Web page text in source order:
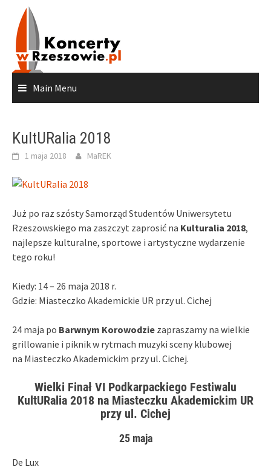
content
Main Menu
KultURalia 2018
1 maja 2018 MaREK
Już po raz szósty Samorząd Studentów Uniwersytetu
Rzeszowskiego ma zaszczyt zaprosić na Kulturalia 2018,
najlepsze kulturalne, sportowe i artystyczne wydarzenie
tego roku!
Kiedy: 14 – 26 maja 2018 r.
Gdzie: Miasteczko Akademickie UR przy ul. Cichej
24 maja po Barwnym Korowodzie zapraszamy na wielkie
grillowanie i piknik w rytmach muzyki sceny klubowej
na Miasteczko Akademickim przy ul. Cichej.
Wielki Finał VI Podkarpackiego Festiwalu
KultURalia 2018 na Miasteczku Akademickim UR
przy ul. Cichej
25 maja
De Lux